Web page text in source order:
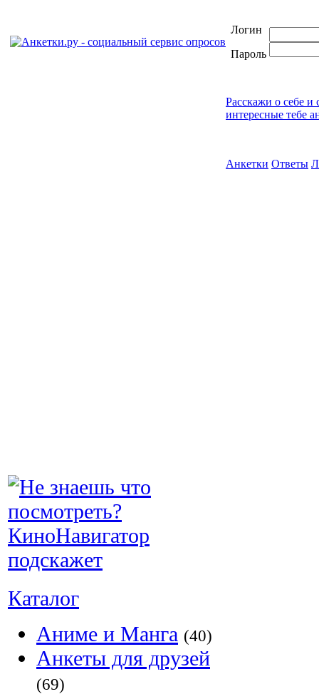
Логин
Пароль
Каталог
Аниме и Манга (40)
Анкеты для друзей
(69)
Расскажи о себе и
интересные тебе
Анкетки Ответы